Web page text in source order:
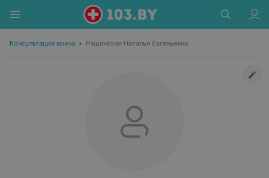
Консультация врача • Ращинская Наталья Евгеньевна